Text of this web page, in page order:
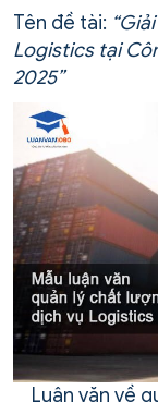
Tên đề tài:
Logistics tại
2025”
Luận văn về